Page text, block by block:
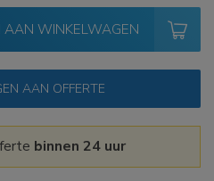
AAN WINKELWAGEN
AAN OFFERTE
binnen 24 uur